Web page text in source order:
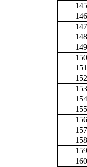
145
146
147
148
149
150
151
152
153
154
155
156
157
158
159
160